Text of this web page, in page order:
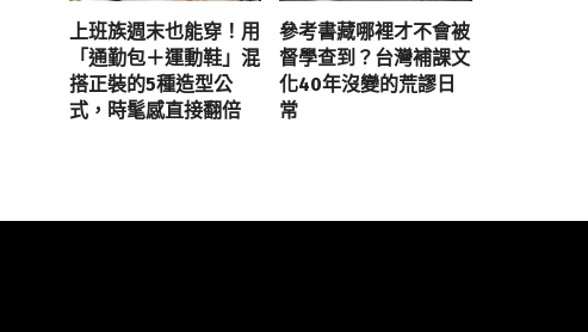
上班族週末也能穿！用
「通勤包＋運動鞋」混
搭正裝的5種造型公
式，時髦感直接翻倍
參考書藏哪裡才不會被
督學查到？台灣補課文
化40年沒變的荒謬日
常